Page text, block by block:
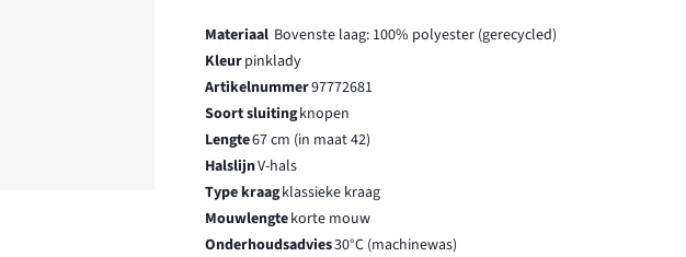
Materiaal Bovenste laag: 100% polyester (gerecycled)
Kleurpinklady
Artikelnummer97772681
Soort sluitingknopen
Lengte67 cm (in maat 42)
HalslijnV-hals
Type kraagklassieke kraag
Mouwlengtekorte mouw
Onderhoudsadvies30°C (machinewas)